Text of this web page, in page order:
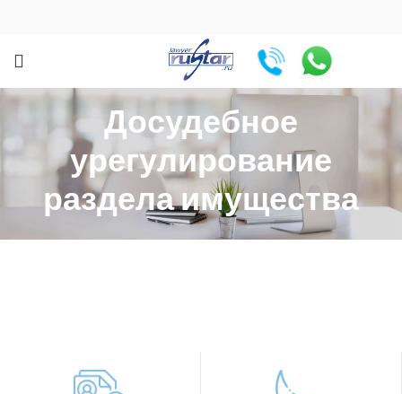
Досудебное
урегулирование
раздела имущества